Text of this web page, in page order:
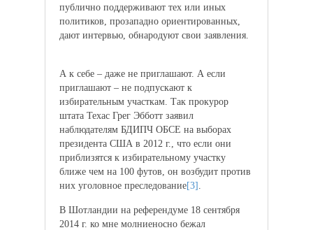
публично поддерживают тех или иных
политиков, прозападно ориентированных,
дают интервью, обнародуют свои заявления.
А к себе – даже не приглашают. А если
приглашают – не подпускают к
избирательным участкам. Так прокурор
штата Техас Грег Эбботт заявил
наблюдателям БДИПЧ ОБСЕ на выборах
президента США в 2012 г., что если они
приблизятся к избирательному участку
ближе чем на 100 футов, он возбудит против
них уголовное преследование[3] .
В Шотландии на референдуме 18 сентября
2014 г. ко мне молниеносно бежал